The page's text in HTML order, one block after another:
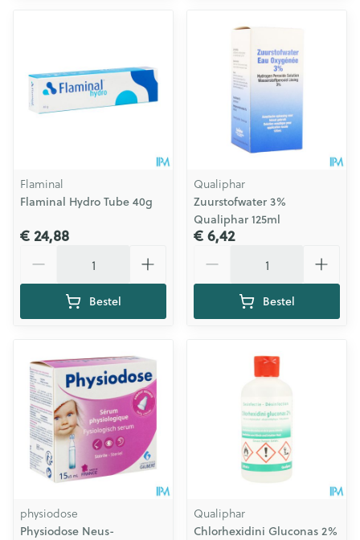
Flaminal
Flaminal Hydro Tube 40g
€ 24,88
Bestel
Qualiphar
Zuurstofwater 3%
Qualiphar 125ml
€ 6,42
Bestel
physiodose
Physiodose Neus-
Qualiphar
Chlorhexidini Gluconas 2%